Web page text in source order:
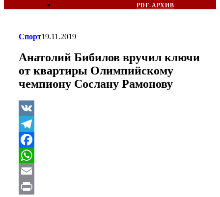
PDF-АРХИВ
Спорт19.11.2019
Анатолий Бибилов вручил ключи
от квартиры Олимпийскому
чемпиону Сослану Рамонову
VK
Telegram
Facebook
WhatsApp
Email